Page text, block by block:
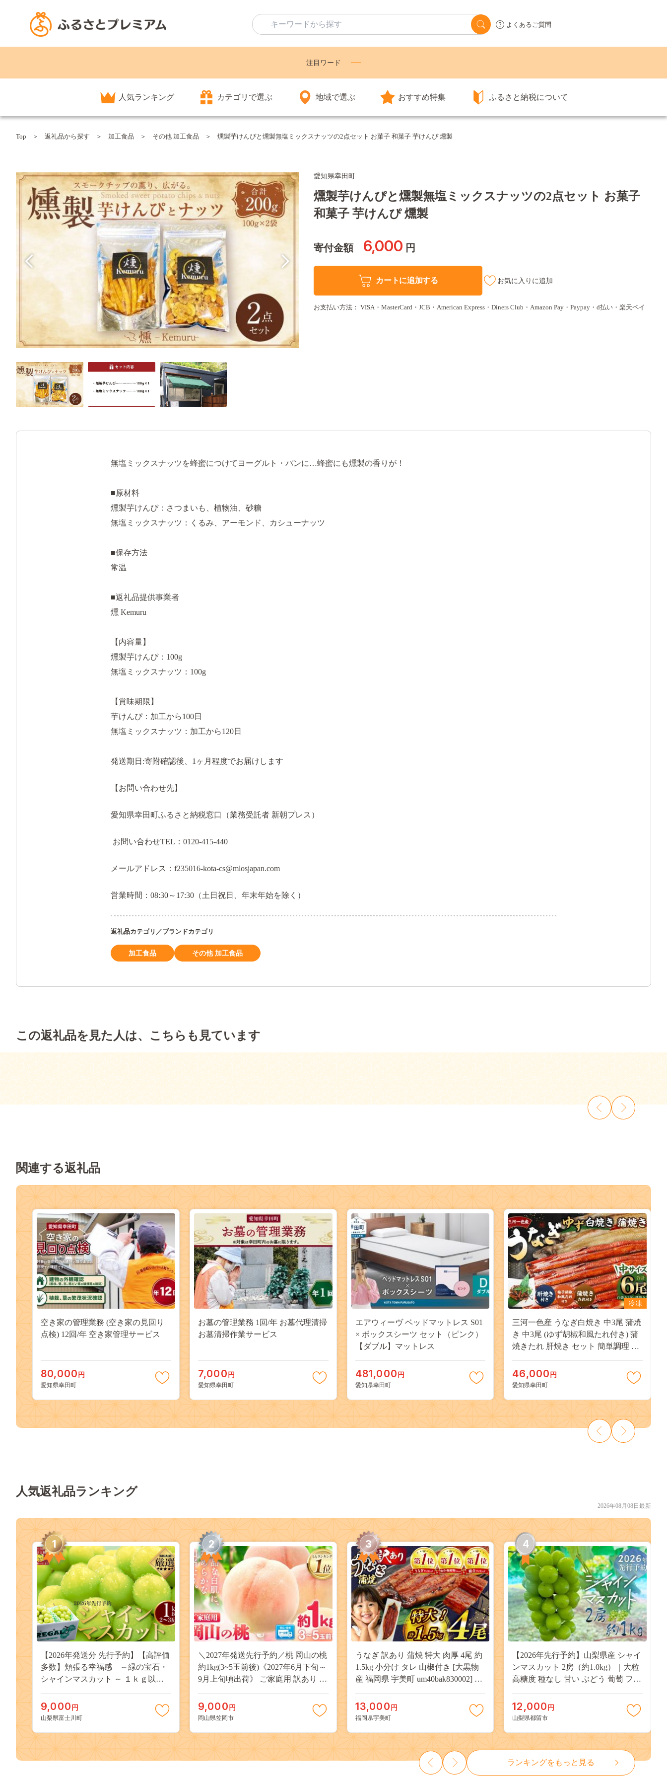
よくあるご質問
注目ワード
人気ランキング カテゴリで選ぶ 地域で選ぶ おすすめ特集 ふるさと納税について
Top 返礼品から探す 加工食品 その他 加工食品 燻製芋けんぴと燻製無塩ミックスナッツの2点セット お菓子 和菓子 芋けんぴ 燻製
愛知県幸田町
燻製芋けんぴと燻製無塩ミックスナッツの2点セット お菓子
和菓子 芋けんぴ 燻製
寄付金額 6,000 円
カートに追加する お気に入りに追加
お支払い方法： VISA・MasterCard・JCB・American Express・Diners Club・Amazon Pay・Paypay・d払い・楽天ペイ
無塩ミックスナッツを蜂蜜につけてヨーグルト・パンに…蜂蜜にも燻製の香りが！
■原材料
燻製芋けんぴ：さつまいも、植物油、砂糖
無塩ミックスナッツ：くるみ、アーモンド、カシューナッツ
■保存方法
常温
■返礼品提供事業者
燻 Kemuru
【内容量】
燻製芋けんぴ：100g
無塩ミックスナッツ：100g
【賞味期限】
芋けんぴ：加工から100日
無塩ミックスナッツ：加工から120日
発送期日:寄附確認後、1ヶ月程度でお届けします
【お問い合わせ先】
愛知県幸田町ふるさと納税窓口（業務受託者 新朝プレス）
お問い合わせTEL：0120-415-440
メールアドレス：f235016-kota-cs@mlosjapan.com
営業時間：08:30～17:30（土日祝日、年末年始を除く）
返礼品カテゴリ／ブランドカテゴリ
加工食品 その他 加工食品
この返礼品を見た人は、こちらも見ています
関連する返礼品
空き家の管理業務 (空き家の見回り
点検) 12回/年 空き家管理サービス
80,000 円
愛知県幸田町
お墓の管理業務 1回/年 お墓代理清掃
お墓清掃作業サービス
7,000 円
愛知県幸田町
エアウィーヴ ベッドマットレス S01
× ボックスシーツ セット（ピンク）
【ダブル】マットレス
481,000 円
愛知県幸田町
冷凍
三河一色産 うなぎ白焼き 中3尾 蒲焼
き 中3尾 (ゆず胡椒和風たれ付き) 蒲
焼きたれ 肝焼き セット 簡単調理 冷
46,000 円
愛知県幸田町
人気返礼品ランキング
2026年08月08日最新
1
【2026年発送分 先行予約】【高評価
多数】頬張る幸福感 ～緑の宝石・
シャインマスカット ～ １ｋｇ以上
物 くだもの シャイン マスカット ぶ
どう ブドウ 葡萄 大粒 種なし 先行予
九千円
9,000 円
山梨県富士川町
2
＼2027年発送先行予約／桃 岡山の桃
約1kg(3~5玉前後)《2027年6月下旬～
9月上旬頃出荷》 ご家庭用 訳あり 白
果物 デザート 旬 モモ もも 先行予約
送料無料 果物 岡山県 笠岡市 清水白
kasaoka_zsy_419_100---
9,000 円
岡山県笠岡市
3
うなぎ 訳あり 蒲焼 特大 肉厚 4尾 約
1.5kg 小分け タレ 山椒付き [大黒物
産 福岡県 宇美町 um40bak830002] 不
うなぎ蒲焼 鰻蒲焼き 蒲焼き かば焼
き 真空パック 個包装 冷凍 13000
13,000 円
福岡県宇美町
4
【2026年先行予約】山梨県産 シャイ
ンマスカット 2房（約1.0kg）｜大粒
高糖度 種なし 甘い ぶどう 葡萄 フル
JX003
12,000 円
山梨県都留市
ランキングをもっと見る